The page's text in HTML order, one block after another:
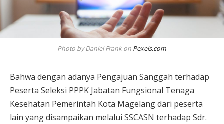
Photo by Daniel Frank on Pexels.com
Bahwa dengan adanya Pengajuan Sanggah terhadap
Peserta Seleksi PPPK Jabatan Fungsional Tenaga
Kesehatan Pemerintah Kota Magelang dari peserta
lain yang disampaikan melalui SSCASN terhadap Sdr.